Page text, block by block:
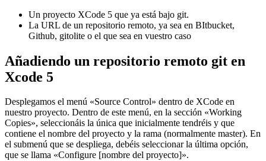
Un proyecto XCode 5 que ya está bajo git.
La URL de un repositorio remoto, ya sea en BItbucket,
Github, gitolite o el que sea en vuestro caso
Añadiendo un repositorio remoto git en
Xcode 5
Desplegamos el menú «Source Control» dentro de XCode en
nuestro proyecto. Dentro de este menú, en la sección «Working
Copies», seleccionáis la única que inicialmente tendréis y que
contiene el nombre del proyecto y la rama (normalmente master). En
el submenú que se despliega, debéis seleccionar la última opción,
que se llama «Configure [nombre del proyecto]».